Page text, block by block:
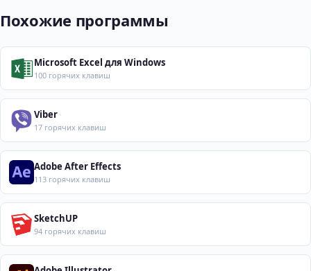
Похожие программы
Microsoft Excel для Windows
100 горячих клавиш
Viber
17 горячих клавиш
Adobe After Effects
113 горячих клавиш
SketchUP
94 горячих клавиш